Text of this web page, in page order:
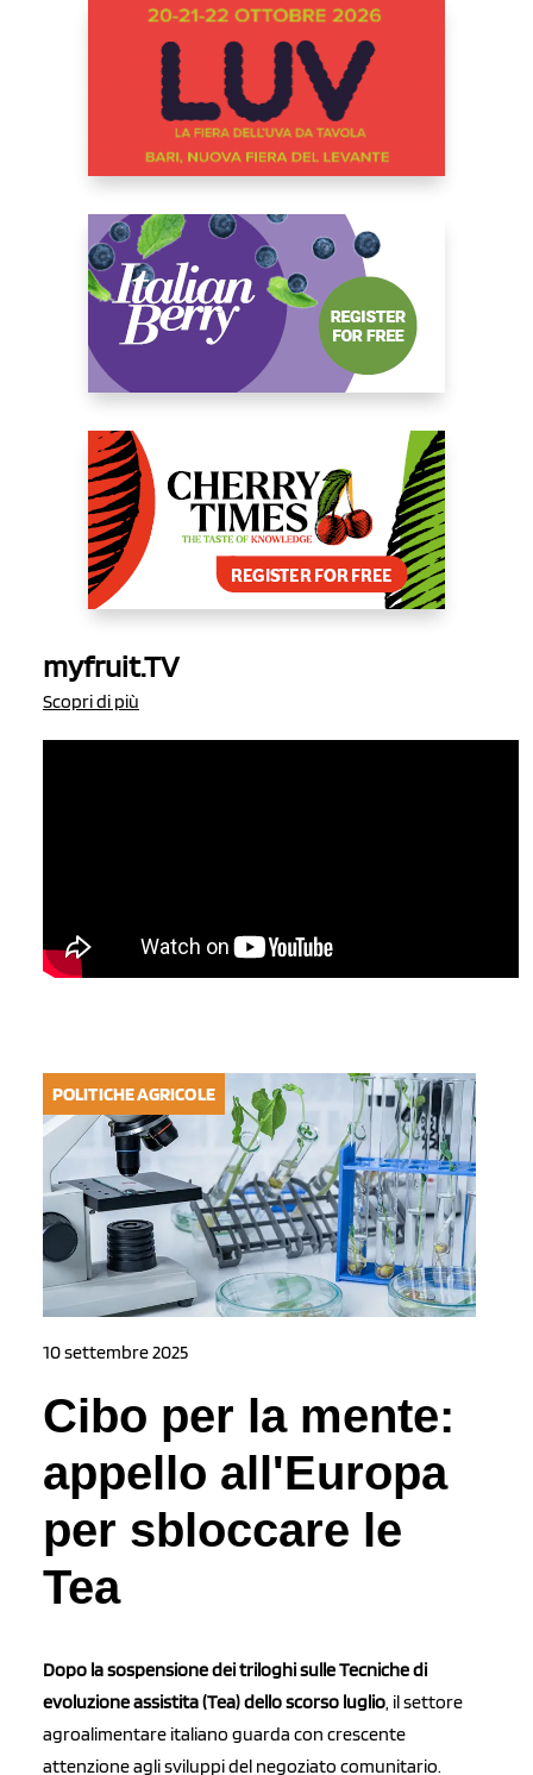
myfruit.TV
Scopri di più
POLITICHE AGRICOLE
10 settembre 2025
Cibo per la mente:
appello all'Europa
per sbloccare le
Tea
Dopo la sospensione dei triloghi sulle Tecniche di
evoluzione assistita (Tea) dello scorso luglio, il settore
agroalimentare italiano guarda con crescente
attenzione agli sviluppi del negoziato comunitario.